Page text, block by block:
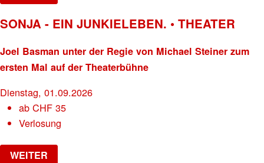
SONJA - EIN JUNKIELEBEN. • THEATER
Joel Basman unter der Regie von Michael Steiner zum
ersten Mal auf der Theaterbühne
Dienstag, 01.09.2026
abCHF 35
Verlosung
WEITER